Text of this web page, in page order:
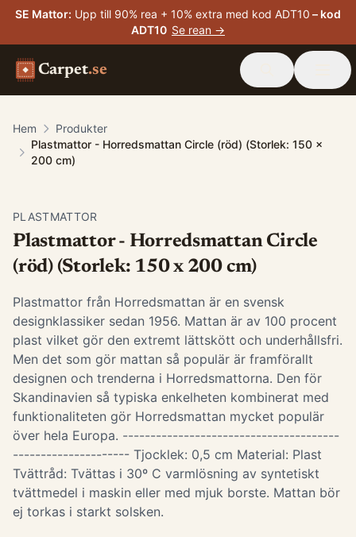
SE Mattor: Upp till 90% rea + 10% extra med kod ADT10 – kod
ADT10 Se rean →
Carpet.se
Hem
Produkter
Plastmattor - Horredsmattan Circle (röd) (Storlek: 150 x
200 cm)
PLASTMATTOR
Plastmattor - Horredsmattan Circle
(röd) (Storlek: 150 x 200 cm)
Plastmattor från Horredsmattan är en svensk
designklassiker sedan 1956. Mattan är av 100 procent
plast vilket gör den extremt lättskött och underhållsfri.
Men det som gör mattan så populär är framförallt
designen och trenderna i Horredsmattorna. Den för
Skandinavien så typiska enkelheten kombinerat med
funktionaliteten gör Horredsmattan mycket populär
över hela Europa. ---------------------------------------
--------------------- Tjocklek: 0,5 cm Material: Plast
Tvättråd: Tvättas i 30º C varmlösning av syntetiskt
tvättmedel i maskin eller med mjuk borste. Mattan bör
ej torkas i starkt solsken.